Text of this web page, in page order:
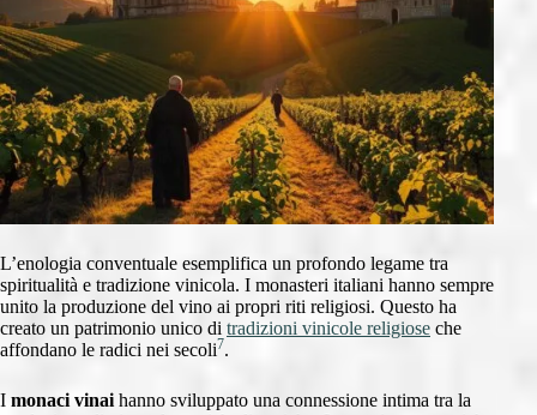
L’enologia conventuale esemplifica un profondo legame tra
spiritualità e tradizione vinicola. I monasteri italiani hanno sempre
unito la produzione del vino ai propri riti religiosi. Questo ha
creato un patrimonio unico di tradizioni vinicole religiose che
affondano le radici nei secoli7.
I monaci vinai hanno sviluppato una connessione intima tra la